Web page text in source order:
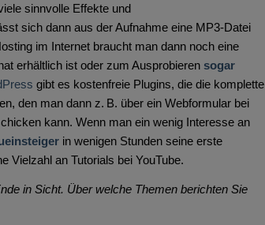
sinnvolle Effekte und
sich dann aus der Aufnahme eine MP3-Datei
im Internet braucht man dann noch eine
erhältlich ist oder zum Ausprobieren sogar
gibt es kostenfreie Plugins, die die komplette
den man dann z. B. über ein Webformular bei
kann. Wenn man ein wenig Interesse an
in wenigen Stunden seine erste
Vielzahl an Tutorials bei YouTube.
in Sicht. Über welche Themen berichten Sie